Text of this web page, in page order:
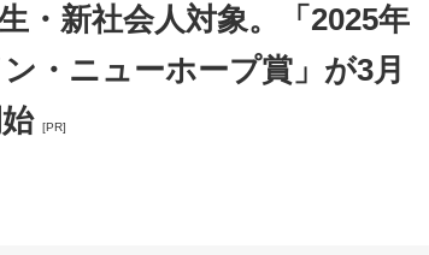
・新社会人対象。「2025年
・ニューホープ賞」が3月
[PR]